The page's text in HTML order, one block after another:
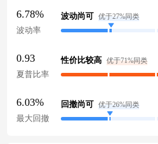
6.78%
波动率
波动尚可 优于27%同类
0.93
夏普比率
性价比较高 优于71%同类
6.03%
最大回撤
回撤尚可 优于26%同类